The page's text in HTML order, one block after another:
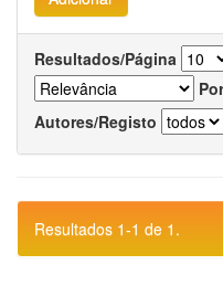
Resultados/Página
Autores/Registo
Resultados 1-1 de 1.